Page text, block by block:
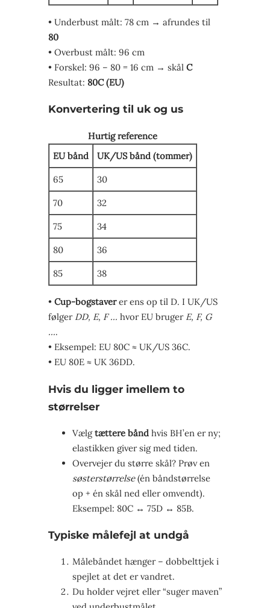
• Underbust målt: 78 cm → afrundes til
80
• Overbust målt: 96 cm
• Forskel: 96 – 80 = 16 cm → skål C
Resultat: 80C (EU)
Konvertering til uk og us
Hurtig reference
EU bånd
UK/US bånd (tommer)
65 30
70 32
75 34
80 36
85 38
• Cup-bogstaverer ens op til D. I UK/US
følger DD, E, F … hvor EU bruger E, F, G
….
• Eksempel: EU 80C ≈ UK/US 36C.
• EU 80E ≈ UK 36DD.
Hvis du ligger imellem to
størrelser
Vælgtættere bånd hvis BH’en er ny;
elastikken giver sig med tiden.
Overvejer du større skål? Prøv en
søsterstørrelse(én båndstørrelse
op + én skål ned eller omvendt).
Eksempel: 80C ↔ 75D ↔ 85B.
Typiske målefejl at undgå
Målebåndet hænger – dobbelttjek i
spejlet at det er vandret.
Du holder vejret eller “suger maven”